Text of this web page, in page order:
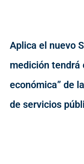
Aplica el nuevo
medición tendrá
económica” de
de servicios